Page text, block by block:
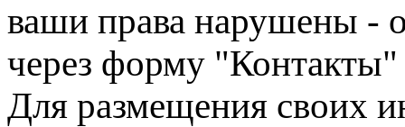
ваши права нарушены -
через форму "Контакты"
Для размещения своих